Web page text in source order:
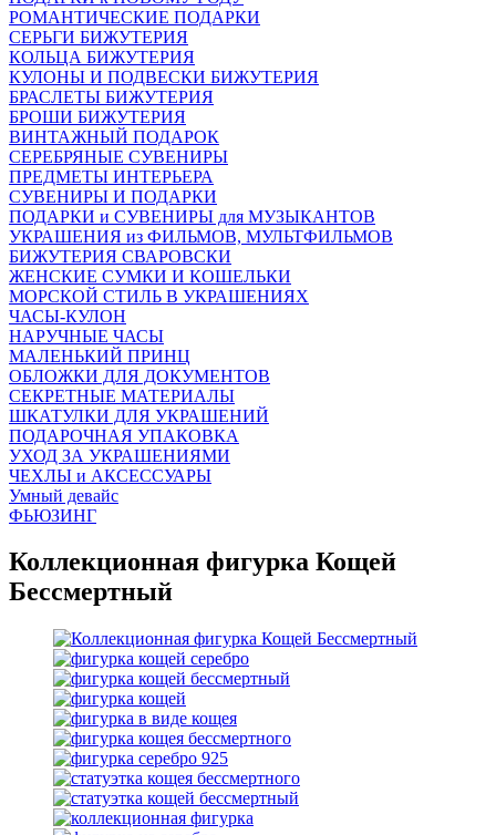
РОМАНТИЧЕСКИЕ ПОДАРКИ
СЕРЬГИ БИЖУТЕРИЯ
КОЛЬЦА БИЖУТЕРИЯ
КУЛОНЫ И ПОДВЕСКИ БИЖУТЕРИЯ
БРАСЛЕТЫ БИЖУТЕРИЯ
БРОШИ БИЖУТЕРИЯ
ВИНТАЖНЫЙ ПОДАРОК
СЕРЕБРЯНЫЕ СУВЕНИРЫ
ПРЕДМЕТЫ ИНТЕРЬЕРА
СУВЕНИРЫ И ПОДАРКИ
ПОДАРКИ и СУВЕНИРЫ для МУЗЫКАНТОВ
УКРАШЕНИЯ из ФИЛЬМОВ, МУЛЬТФИЛЬМОВ
БИЖУТЕРИЯ СВАРОВСКИ
ЖЕНСКИЕ СУМКИ И КОШЕЛЬКИ
МОРСКОЙ СТИЛЬ В УКРАШЕНИЯХ
ЧАСЫ-КУЛОН
НАРУЧНЫЕ ЧАСЫ
МАЛЕНЬКИЙ ПРИНЦ
ОБЛОЖКИ ДЛЯ ДОКУМЕНТОВ
СЕКРЕТНЫЕ МАТЕРИАЛЫ
ШКАТУЛКИ ДЛЯ УКРАШЕНИЙ
ПОДАРОЧНАЯ УПАКОВКА
УХОД ЗА УКРАШЕНИЯМИ
ЧEХЛЫ и АКСЕССУАРЫ
Умный девайс
ФЬЮЗИНГ
Коллекционная фигурка Кощей
Бессмертный